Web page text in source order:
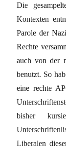
Die
Kontexten
Parole der
Rechte
auch von der
benutzt. So
eine rechte
bisher
Liberalen